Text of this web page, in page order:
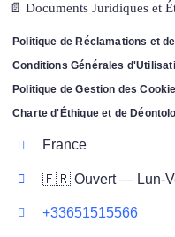
📄 Documents Juridiques et
Politique de Réclamations et
Conditions Générales
Politique de Gestion des
Charte d'Éthique et de
France
🇫🇷 Ouvert — Lun-
+33651515566